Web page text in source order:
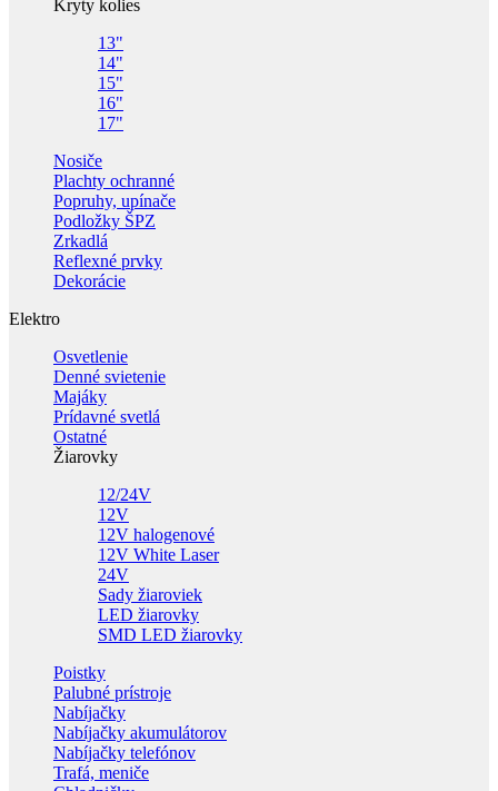
Kryty kolies
13"
14"
15"
16"
17"
Nosiče
Plachty ochranné
Popruhy, upínače
Podložky ŠPZ
Zrkadlá
Reflexné prvky
Dekorácie
Elektro
Osvetlenie
Denné svietenie
Majáky
Prídavné svetlá
Ostatné
Žiarovky
12/24V
12V
12V halogenové
12V White Laser
24V
Sady žiaroviek
LED žiarovky
SMD LED žiarovky
Poistky
Palubné prístroje
Nabíjačky
Nabíjačky akumulátorov
Nabíjačky telefónov
Trafá, meniče